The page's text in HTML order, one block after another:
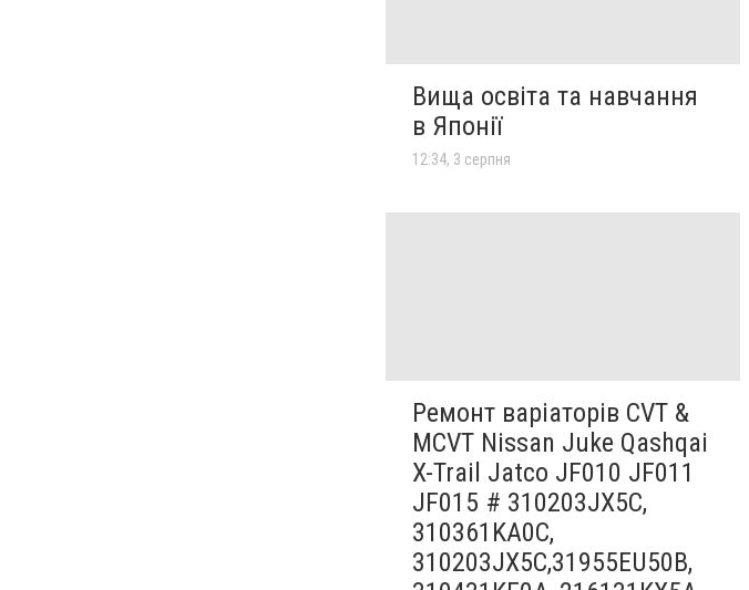
Вища освіта та навчання
в Японії
12:34, 3 серпня
Ремонт варіаторів CVT &
MCVT Nissan Juke Qashqai
X-Trail Jatco JF010 JF011
JF015 # 310203JX5C,
310361KA0C,
310203JX5C,31955EU50B,